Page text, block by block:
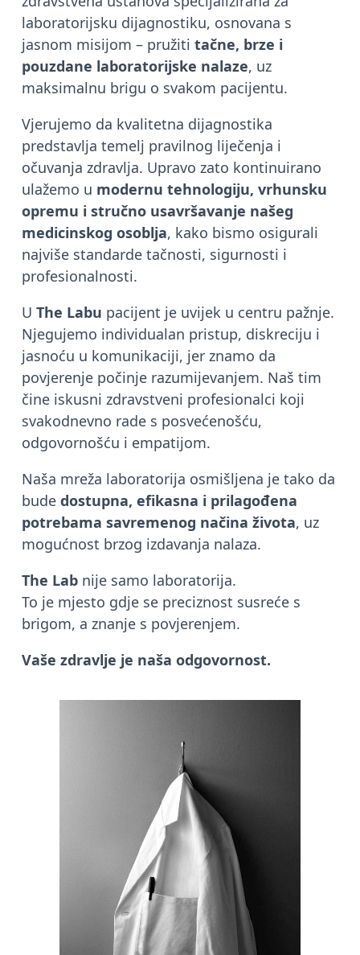
laboratorijsku dijagnostiku, osnovana s
jasnom misijom – pružiti tačne, brze i
pouzdane laboratorijske nalaze, uz
maksimalnu brigu o svakom pacijentu.
Vjerujemo da kvalitetna dijagnostika
predstavlja temelj pravilnog liječenja i
očuvanja zdravlja. Upravo zato kontinuirano
ulažemo u modernu tehnologiju, vrhunsku
opremu i stručno usavršavanje našeg
medicinskog osoblja, kako bismo osigurali
najviše standarde tačnosti, sigurnosti i
profesionalnosti.
U The Labu pacijent je uvijek u centru pažnje.
Njegujemo individualan pristup, diskreciju i
jasnoću u komunikaciji, jer znamo da
povjerenje počinje razumijevanjem. Naš tim
čine iskusni zdravstveni profesionalci koji
svakodnevno rade s posvećenošću,
odgovornošću i empatijom.
Naša mreža laboratorija osmišljena je tako da
bude dostupna, efikasna i prilagođena
potrebama savremenog načina života, uz
mogućnost brzog izdavanja nalaza.
The Lab nije samo laboratorija.
To je mjesto gdje se preciznost susreće s
brigom, a znanje s povjerenjem.
Vaše zdravlje je naša odgovornost.